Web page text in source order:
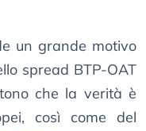
un grande motivo
spread BTP-OAT
che la verità è
così come del